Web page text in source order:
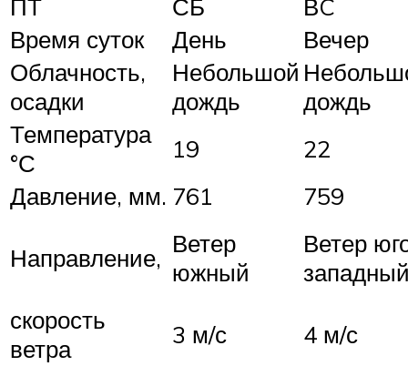
ПТ
СБ
ВC
Время суток
День
Вечер
Облачность,
осадки
Небольшой
дождь
дождь
Температура
°С
19
22
Давление, мм. 761 759
Направление, Ветер
южный
Ветер
скорость
ветра
3 м/с
4 м/с